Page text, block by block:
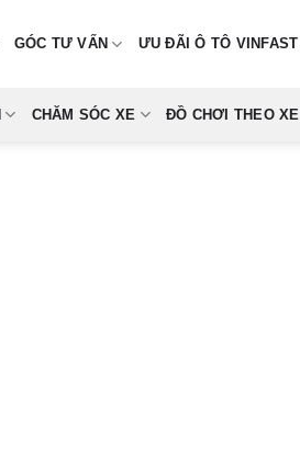
GÓC TƯ VẤN ƯU ĐÃI Ô TÔ VINFAST
CHĂM SÓC XE ĐỒ CHƠI THEO XE